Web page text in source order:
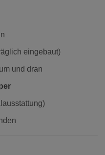
eingebaut)
und dran